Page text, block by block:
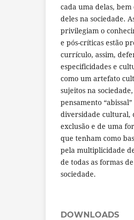
cada uma delas,
deles na sociedade.
privilegiam o
e pós-críticas estão
currículo, assim,
especificidades e
como um artefato
sujeitos na
pensamento
diversidade cultural,
exclusão e de uma
que tenham como
pela multiplicidade
de todas as formas
sociedade.
DOWNLOADS